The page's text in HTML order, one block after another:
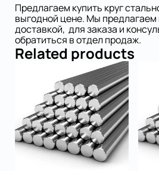
Предлагаем купить круг
выгодной цене. Мы предлагаем
доставкой, для заказа и
обратиться в отдел продаж.
Related products